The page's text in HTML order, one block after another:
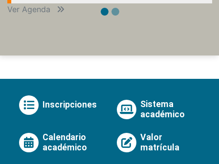
Ver Agenda
Inscripciones
Sistema
académico
Calendario
académico
Valor
matrícula